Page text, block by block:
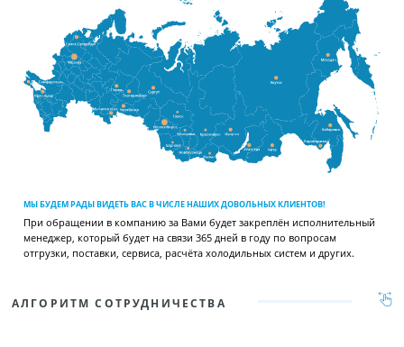
МЫ БУДЕМ РАДЫ ВИДЕТЬ ВАС В ЧИСЛЕ НАШИХ ДОВОЛЬНЫХ КЛИЕНТОВ!
При обращении в компанию за Вами будет закреплён исполнительный
менеджер, который будет на связи 365 дней в году по вопросам
отгрузки, поставки, сервиса, расчёта холодильных систем и других.
АЛГОРИТМ СОТРУДНИЧЕСТВА